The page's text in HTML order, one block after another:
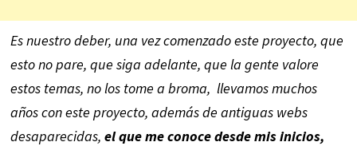
Es nuestro deber, una vez comenzado este proyecto, que
esto no pare, que siga adelante, que la gente valore
estos temas, no los tome a broma, llevamos muchos
años con este proyecto, además de antiguas webs
desaparecidas, el que me conoce desde mis inicios,